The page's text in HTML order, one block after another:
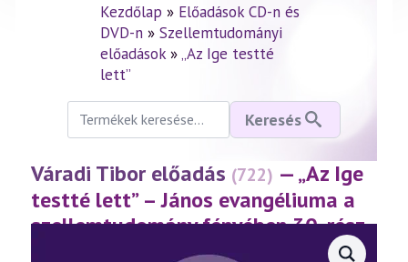
Kezdőlap » Előadások CD-n és
DVD-n» Szellemtudományi
előadások»„Az Ige testté
lett”
Keresés
következőre:
Keresés
Váradi Tibor előadás (722) — „Az Ige
testté lett” – János evangéliuma a
szellemtudomány fényében 30. rész